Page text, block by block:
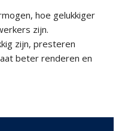
hoe gelukkiger
zijn.
zijn, presteren
beter renderen en